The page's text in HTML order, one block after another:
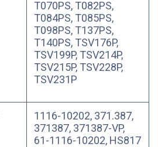
T070PS, T082PS,
T084PS, T085PS,
T098PS, T137PS,
T140PS, TSV176P,
TSV199P, TSV214P,
TSV215P, TSV228P,
TSV231P
1116-10202, 371.387,
371387, 371387-VP,
61-1116-10202, HS817